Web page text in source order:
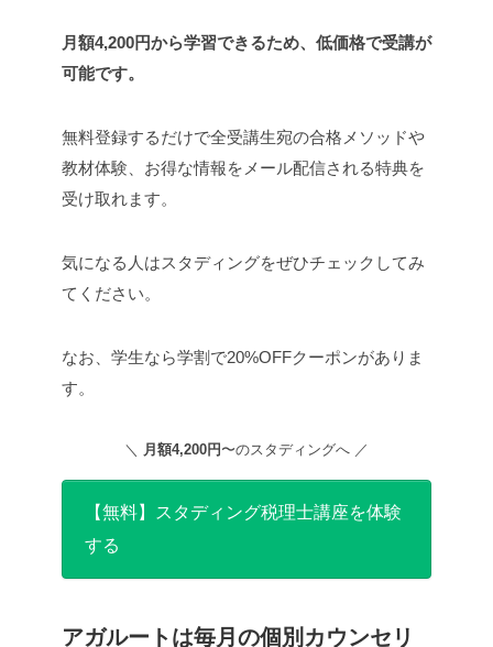
月額4,200円から学習できるため、低価格で受講が
可能です。
無料登録するだけで全受講生宛の合格メソッドや
教材体験、お得な情報をメール配信される特典を
受け取れます。
気になる人はスタディングをぜひチェックしてみ
てください。
なお、学生なら学割で20%OFFクーポンがありま
す。
＼ 月額4,200円 〜のスタディングへ ／
【無料】スタディング税理士講座を体験
する
アガルートは毎月の個別カウンセリ